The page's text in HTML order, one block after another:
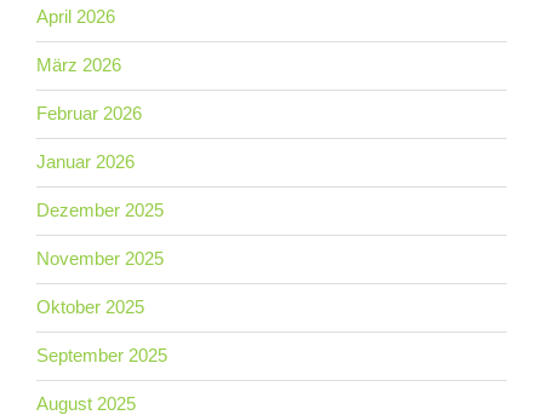
April 2026
März 2026
Februar 2026
Januar 2026
Dezember 2025
November 2025
Oktober 2025
September 2025
August 2025